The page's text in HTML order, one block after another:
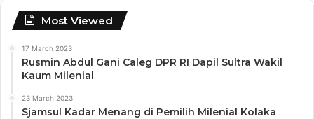
Most Viewed
17 March 2023
Rusmin Abdul Gani Caleg DPR RI Dapil Sultra Wakil
Kaum Milenial
23 March 2023
Sjamsul Kadar Menang di Pemilih Milenial Kolaka